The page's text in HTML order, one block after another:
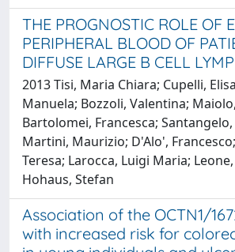
THE PROGNOSTIC ROLE OF
PERIPHERAL BLOOD OF
DIFFUSE LARGE B CELL
2013 Tisi, Maria Chiara; Cupelli,
Manuela; Bozzoli, Valentina;
Bartolomei, Francesca; Santangelo,
Martini, Maurizio; D'Alo',
Teresa; Larocca, Luigi Maria;
Hohaus, Stefan
Association of the OCTN1/
with increased risk for